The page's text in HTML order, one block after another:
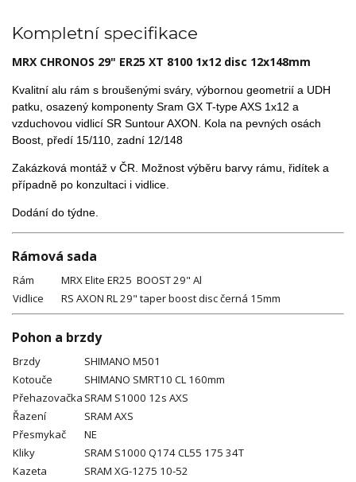
Kompletní specifikace
MRX CHRONOS 29" ER25 XT 8100 1x12 disc 12x148mm
Kvalitní alu rám s broušenými sváry, výbornou geometrií a UDH
patku, osazený komponenty Sram GX T-type AXS 1x12 a
vzduchovou vidlicí SR Suntour AXON. Kola na pevných osách
Boost, předí 15/110, zadní 12/148
Zakázková montáž v ČR. Možnost výběru barvy rámu, řidítek a
případně po konzultaci i vidlice.
Dodání do týdne.
Rámová sada
Rám
MRX Elite ER25 BOOST 29" Al
Vidlice
RS AXON RL 29" taper boost disc černá 15mm
Pohon a brzdy
Brzdy
SHIMANO M501
Kotouče
SHIMANO SMRT10 CL 160mm
Přehazovačka SRAM S1000 12s AXS
Řazení
SRAM AXS
Přesmykač
NE
Kliky
SRAM S1000 Q174 CL55 175 34T
Kazeta
SRAM XG-1275 10-52